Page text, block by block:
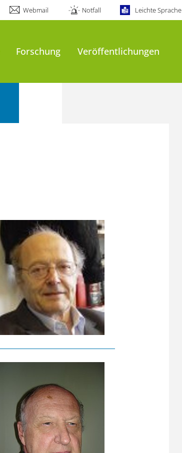
Webmail Notfall Leichte Sprache
Forschung Veröffentlichungen